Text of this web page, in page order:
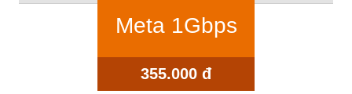
Meta 1Gbps
355.000 đ